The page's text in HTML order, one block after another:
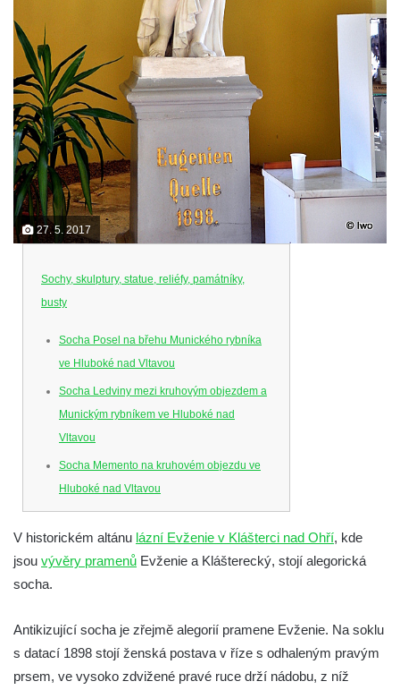
27. 5. 2017
Sochy, skulptury, statue, reliéfy, památníky,
busty
Socha Posel na břehu Munického rybníka
ve Hluboké nad Vltavou
Socha Ledviny mezi kruhovým objezdem a
Munickým rybníkem ve Hluboké nad
Vltavou
Socha Memento na kruhovém objezdu ve
Hluboké nad Vltavou
Socha Chalikotérium v ZOO Hluboká
Socha Smilodon v ZOO Hluboká
Socha Veledaněk v ZOO Hluboká
Socha Plejtvák obrovský v ZOO Hluboká
Socha Medvěd jeskynní v ZOO Hluboká
Socha Mamutí lebka v ZOO Hluboká
V historickém altánu lázní Evženie v Klášterci nad Ohří, kde
jsou vývěry pramenů Evženie a Klášterecký, stojí alegorická
socha.
Antikizující socha je zřejmě alegorií pramene Evženie. Na soklu
s datací 1898 stojí ženská postava v říze s odhaleným pravým
prsem, ve vysoko zdvižené pravé ruce drží nádobu, z níž